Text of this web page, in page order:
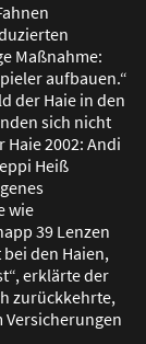
Maßnahme:
aufbauen.“
der Haie in den
sich nicht
2002: Andi
Heiß
wie
39 Lenzen
den Haien,
erklärte der
zurückkehrte,
Versicherungen